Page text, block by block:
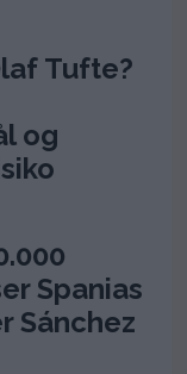
Tufte?
og
Spanias
Sánchez